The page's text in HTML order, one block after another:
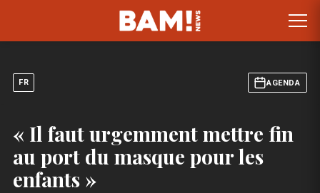
FR AGENDA
« Il faut urgemment mettre fin
au port du masque pour les
enfants »